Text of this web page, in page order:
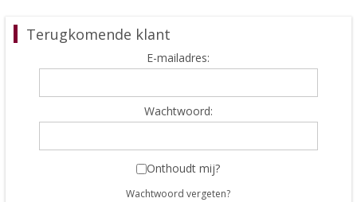
Terugkomende klant
E-mailadres:
Wachtwoord:
Onthoudt mij?
Wachtwoord vergeten?